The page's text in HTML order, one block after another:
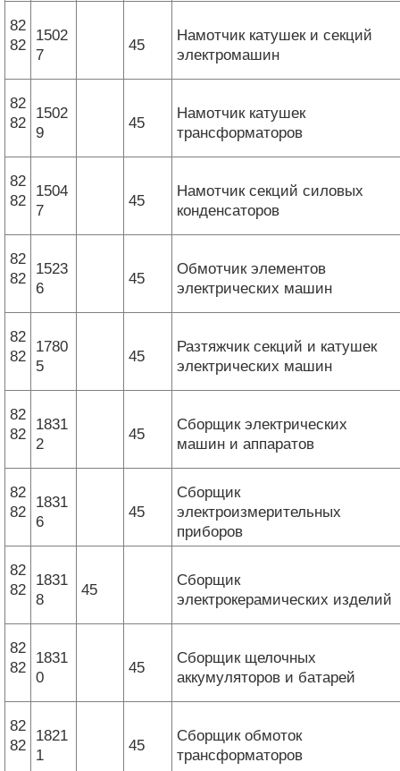
82
82
1502
7
45
Намотчик катушек и секций
электромашин
82
82
1502
9
45
Намотчик катушек
трансформаторов
82
82
1504
7
45
Намотчик секций силовых
конденсаторов
82
82
1523
6
45
Обмотчик элементов
электрических машин
82
82
1780
5
45
Разтяжчик секций и катушек
электрических машин
82
82
1831
2
45
Сборщик электрических
машин и аппаратов
82
82
1831
6
45
Сборщик
электроизмерительных
приборов
82
82
1831
8
45
Сборщик
электрокерамических изделий
82
82
1831
0
45
Сборщик щелочных
аккумуляторов и батарей
82
82
1821
1
45
Сборщик обмоток
трансформаторов